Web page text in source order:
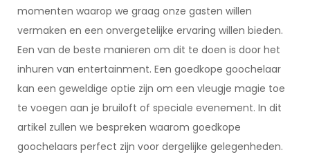
momenten waarop we graag onze gasten willen
vermaken en een onvergetelijke ervaring willen bieden.
Een van de beste manieren om dit te doen is door het
inhuren van entertainment. Een goedkope goochelaar
kan een geweldige optie zijn om een vleugje magie toe
te voegen aan je bruiloft of speciale evenement. In dit
artikel zullen we bespreken waarom goedkope
goochelaars perfect zijn voor dergelijke gelegenheden.